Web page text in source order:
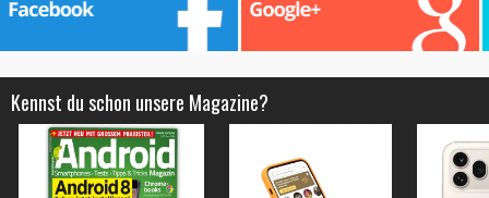
Kennst du schon unsere Magazine?